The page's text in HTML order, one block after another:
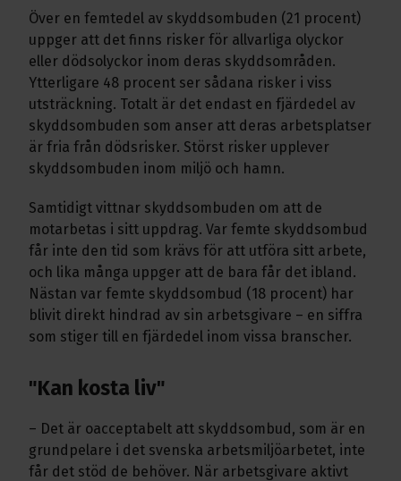
Över en femtedel av skyddsombuden (21 procent)
uppger att det finns risker för allvarliga olyckor
eller dödsolyckor inom deras skyddsområden.
Ytterligare 48 procent ser sådana risker i viss
utsträckning. Totalt är det endast en fjärdedel av
skyddsombuden som anser att deras arbetsplatser
är fria från dödsrisker. Störst risker upplever
skyddsombuden inom miljö och hamn.
Samtidigt vittnar skyddsombuden om att de
motarbetas i sitt uppdrag. Var femte skyddsombud
får inte den tid som krävs för att utföra sitt arbete,
och lika många uppger att de bara får det ibland.
Nästan var femte skyddsombud (18 procent) har
blivit direkt hindrad av sin arbetsgivare – en siffra
som stiger till en fjärdedel inom vissa branscher.
"Kan kosta liv"
– Det är oacceptabelt att skyddsombud, som är en
grundpelare i det svenska arbetsmiljöarbetet, inte
får det stöd de behöver. När arbetsgivare aktivt